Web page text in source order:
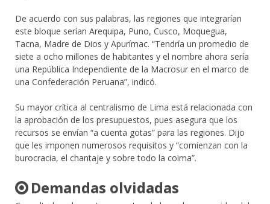
De acuerdo con sus palabras, las regiones que integrarían
este bloque serían Arequipa, Puno, Cusco, Moquegua,
Tacna, Madre de Dios y Apurímac. “Tendría un promedio de
siete a ocho millones de habitantes y el nombre ahora sería
una República Independiente de la Macrosur en el marco de
una Confederación Peruana”, indicó.
Su mayor crítica al centralismo de Lima está relacionada con
la aprobación de los presupuestos, pues asegura que los
recursos se envían “a cuenta gotas” para las regiones. Dijo
que les imponen numerosos requisitos y “comienzan con la
burocracia, el chantaje y sobre todo la coima”.
Demandas olvidadas